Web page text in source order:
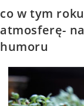
co w tym
atmosferę-
humoru